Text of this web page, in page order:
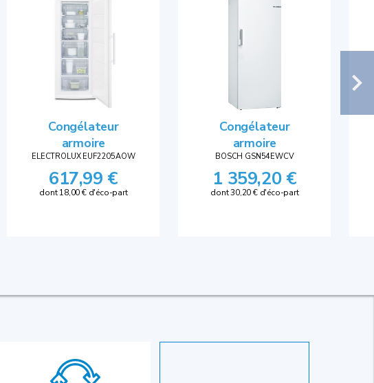
Congélateur
armoire
ELECTROLUX EUF2205AOW
617,99 €
dont 18,00 € d'éco-part
Congélateur
armoire
BOSCH GSN54EWCV
1 359,20 €
dont 30,20 € d'éco-part